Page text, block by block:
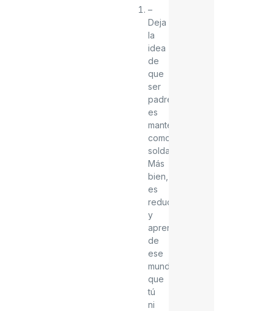
–
Deja
la
idea
de
que
ser
padre
es
mantenerte
como
soldado.
Más
bien,
es
reducirte
y
aprender
de
ese
mundo
que
tú
ni